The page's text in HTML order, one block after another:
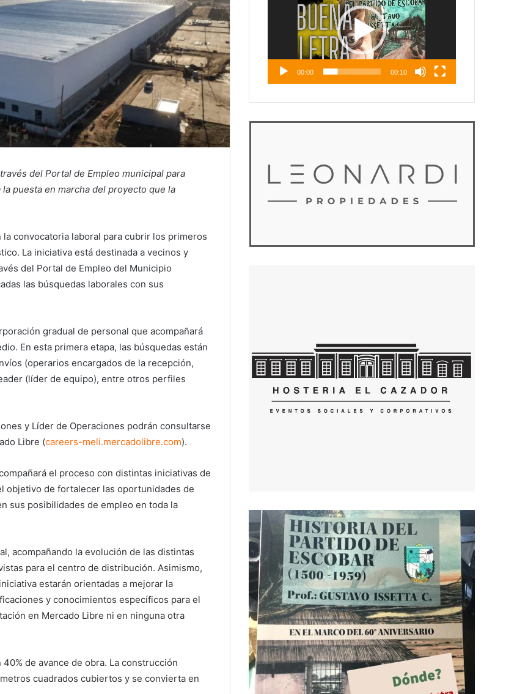
del Portal de Empleo municipal para
puesta en marcha del proyecto que la
convocatoria laboral para cubrir los primeros
La iniciativa está destinada a vecinos y
del Portal de Empleo del Municipio
las búsquedas laborales con sus
gradual de personal que acompañará
En esta primera etapa, las búsquedas están
(operarios encargados de la recepción,
(líder de equipo), entre otros perfiles
y Líder de Operaciones podrán consultarse
Libre (careers-meli.mercadolibre.com).
el proceso con distintas iniciativas de
objetivo de fortalecer las oportunidades de
sus posibilidades de empleo en toda la
acompañando la evolución de las distintas
para el centro de distribución. Asimismo,
estarán orientadas a mejorar la
y conocimientos específicos para el
en Mercado Libre ni en ninguna otra
de avance de obra. La construcción
cuadrados cubiertos y se convierta en
00:00 00:10